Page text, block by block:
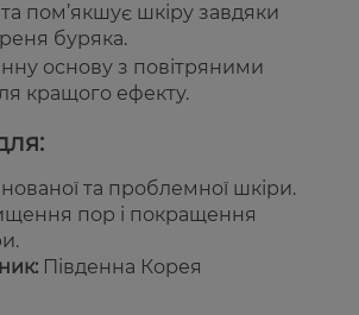
пом’якшує шкіру завдяки
буряка.
основу з повітряними
кращого ефекту.
та проблемної шкіри.
пор і покращення
Південна Корея